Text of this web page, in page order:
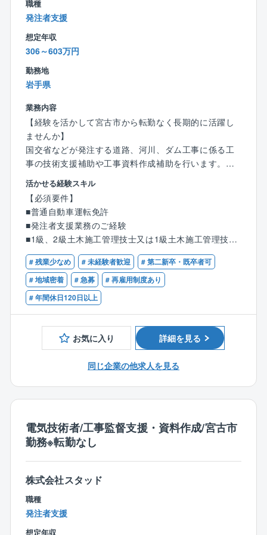
品質・安全・原価管理等
替え時の工事管理等
・請負工事の管理：依頼を受けた物件の施工管理
※担当施設：エリア担当制にて施設を担当いただきま
※物件によって新築物件の工事計画など上流もお任せい
たします。
【働き方・福利厚生】
・土日祝日休みで年間休日は123日、残業はおおむね2
0~30時間程度です。自身で業務調整を行い、定時に帰
宅することも可能です。
・時間単位で有休が使える制度や有休を積み立てる制
度、家族の看護休暇が有休と別に付与されているな
ど、家庭と仕事を両立できる制度が多数用意されてい
★2026年度給与改定あり！より安心して意欲的に就業
できる環境整備
※リンクはこちら
https://www.dh-realty.co.jp/news/detail.php?id=389
★充実の福利厚生！家庭と仕事の両立に向けた制度
祝い金や時間単位有休制度、有給取得を促すためのホ
ームホリデー制度など、柔軟な働き方の実現・家庭と
仕事の両立を目的として、様々な制度を取り入れてい
【同社の魅力】
ーとして展開しています。
全国で1600か所を超える施設の運営管理実績があり、
施設の規模感も大規模なものから地域に密着した施設
職種
発注者支援
想定年収
306～603万円
勤務地
岩手県
業務内容
【経験を活かして宮古市から転勤なく長期的に活躍し
ませんか】
国交省などが発注する道路、河川、ダム工事に係る工
事の技術支援補助や工事資料作成補助を行います。
【具体的には・・・】
◇主に国交省等が発注する工事や調査、設計に関する
資料作成等の行政補助業務を担当頂きます。
⇒工事発注における下記のようなサポートを行いま
す
◇工事案件の数値算出（積算条件etc）
◇書類作成（数量計算書／概算積算書etc）
◇図面作成（工事発注図面／工事変更図面etc）
◇関係機関等との協議資料作成。
【平均残業時間】
30時間以内
【同社について】
タントの立場で業務支援をおこないます。工事監督支
した技術スタッフにて対応しています。
【ポイント】
中途入社者も数多く在籍。中途入社であることに臆す
ることなく、これまでに培った経験を活かして勤務い
ただけます。
自身の頑張り次第で給与に反映されます。また研修支
援制度や勉強会もあり、更なるスキルUPも望める環境
活かせる経験スキル
【必須要件】
■普通自動車運転免許
■発注者支援業務のご経験
■1級、2級土木施工管理技士又は1級土木施工管理技士
補のいずれかの資格をお持ちの方
【歓迎要件】
■AutoCAD、ビーナス、その他CAD経験（修正程度で
ＯＫ）
# 残業少なめ # 未経験者歓迎
# 第二新卒・既卒者可
# 地域密着
# 急募
# 再雇用制度あり
# 年間休日120日以上
お気に入り 詳細を見る
同じ企業の他求人を見る
電気技術者/工事監督支援・資料作成/宮古市
勤務※転勤なし
株式会社スタッド
職種
発注者支援
想定年収